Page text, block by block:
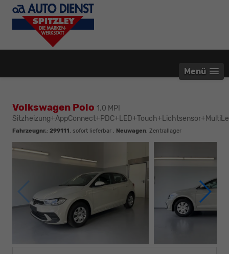
Menü
Volkswagen Polo 1.0 MPI
Fahrzeugnr.: 299111, sofort lieferbar , Neuwagen, Zentrallager